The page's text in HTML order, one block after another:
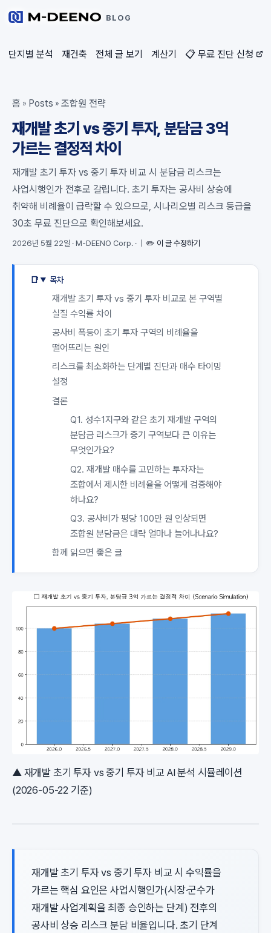
BLOG
단지별 분석 재건축 전체 글 보기 계산기 📋 무료 진단 신청
홈 » Posts » 조합원 전략
재개발 초기 vs 중기 투자, 분담금 3억
가르는 결정적 차이
재개발 초기 투자 vs 중기 투자 비교 시 분담금 리스크는
사업시행인가 전후로 갈립니다. 초기 투자는 공사비 상승에
취약해 비례율이 급락할 수 있으므로, 시나리오별 리스크 등급을
30초 무료 진단으로 확인해보세요.
2026년 5월 22일 · M-DEENO Corp. · ✏️ 이 글 수정하기
목차
재개발 초기 투자 vs 중기 투자 비교로 본 구역별
실질 수익률 차이
공사비 폭등이 초기 투자 구역의 비례율을
떨어뜨리는 원인
리스크를 최소화하는 단계별 진단과 매수 타이밍
설정
결론
Q1. 성수1지구와 같은 초기 재개발 구역의
분담금 리스크가 중기 구역보다 큰 이유는
무엇인가요?
Q2. 재개발 매수를 고민하는 투자자는
조합에서 제시한 비례율을 어떻게 검증해야
하나요?
Q3. 공사비가 평당 100만 원 인상되면
조합원 분담금은 대략 얼마나 늘어나나요?
함께 읽으면 좋은 글
▲ 재개발 초기 투자 vs 중기 투자 비교 AI 분석 시뮬레이션
(2026-05-22 기준)
재개발 초기 투자 vs 중기 투자 비교 시 수익률을
가르는 핵심 요인은 사업시행인가(시장·군수가
재개발 사업계획을 최종 승인하는 단계) 전후의
공사비 상승 리스크 분담 비율입니다. 초기 단계